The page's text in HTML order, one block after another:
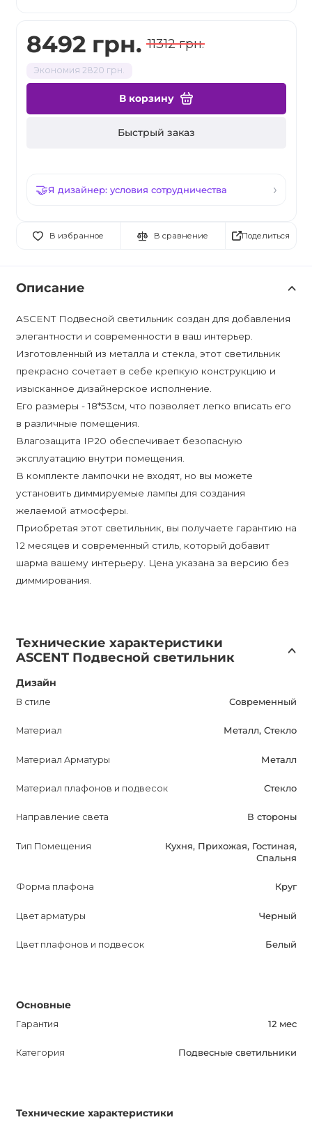
8492 грн. 11312 грн.
Экономия 2820 грн.
В корзину
Быстрый заказ
Я дизайнер: условия сотрудничества
В избранное В сравнение Поделиться
Описание
ASCENT Подвесной светильник создан для добавления
элегантности и современности в ваш интерьер.
Изготовленный из металла и стекла, этот светильник
прекрасно сочетает в себе крепкую конструкцию и
изысканное дизайнерское исполнение.
Его размеры - 18*53см, что позволяет легко вписать его
в различные помещения.
Влагозащита IP20 обеспечивает безопасную
эксплуатацию внутри помещения.
В комплекте лампочки не входят, но вы можете
установить диммируемые лампы для создания
желаемой атмосферы.
Приобретая этот светильник, вы получаете гарантию на
12 месяцев и современный стиль, который добавит
шарма вашему интерьеру. Цена указана за версию без
диммирования.
Технические характеристики
ASCENT Подвесной светильник
Дизайн
В стиле Современный
Материал Металл, Стекло
Материал Арматуры Металл
Материал плафонов и подвесок Стекло
Направление света В стороны
Тип Помещения
Кухня, Прихожая, Гостиная,
Спальня
Форма плафона Круг
Цвет арматуры Черный
Цвет плафонов и подвесок Белый
Основные
Гарантия 12 мес
Категория Подвесные светильники
Технические характеристики